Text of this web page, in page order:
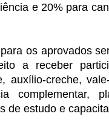
e 20% para
os aprovados
a receber
auxílio-creche,
complementar,
de estudo e